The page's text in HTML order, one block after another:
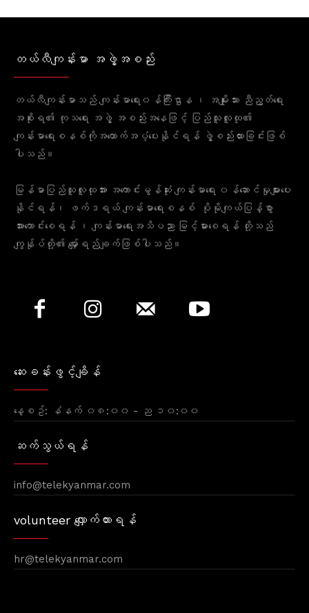
တယ်လီကျန်းမာ အဖွဲ့အစည်း
တယ်လီကျန်းမာသည် ကျန်းမာရေး၀န်ကြီးဌာန ၊ အမျိုးသား ညီညွတ်ရေး
အစိုးရ၏ ကုသရေး အဖွဲ့ အစည်းအနေဖြင့် ပြည်သူလူထု၏
ကျန်းမာရေးစနစ်ကိုအထောက်အပံ့ပေးနိုင်ရန် ဖွဲ့စည်းထားခြင်းဖြစ်
ပါသည်။
မြန်မာပြည်သူလူထုအား အကောင်းမွန်ဆုံး ကျန်းမာရေး ၀န်ဆောင်မှုများပေး
နိုင်ရန်၊ ဖက်ဒရယ် ကျန်းမာရေးစနစ် ပိုမိုကျယ်ပြန့်စွာ
အားကောင်းစေရန် ၊ ကျန်းမာရေးအသိပညာ မြင့်မားစေရန် တို့သည်
ကျွန်ုပ်တို့၏ မျှော်ရည်ချက်ဖြစ်ပါသည်။
ဆေးခန်းဖွင့်ချိန်
နေ့စဥ်: နံနက် ၀၈:၀၀ - ည ၁၀:၀၀
ဆက်သွယ်ရန်
info@telekyanmar.com
volunteer လျှောက်ထားရန်
hr@telekyanmar.com